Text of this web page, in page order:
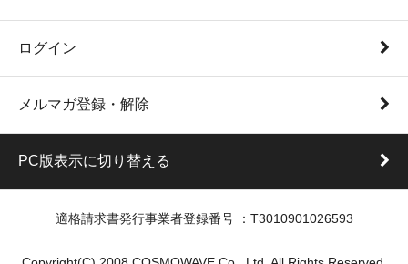
ログイン
メルマガ登録・解除
PC版表示に切り替える
適格請求書発行事業者登録番号 ：T3010901026593